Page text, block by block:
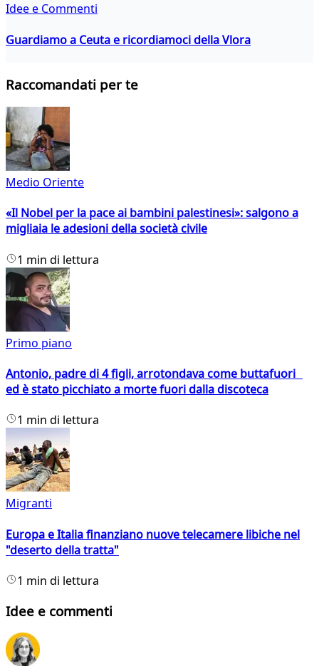
Idee e Commenti
Guardiamo a Ceuta e ricordiamoci della Vlora
Raccomandati per te
Medio Oriente
«Il Nobel per la pace ai bambini palestinesi»: salgono a
migliaia le adesioni della società civile
1 min di lettura
Primo piano
Antonio, padre di 4 figli, arrotondava come buttafuori
ed è stato picchiato a morte fuori dalla discoteca
1 min di lettura
Migranti
Europa e Italia finanziano nuove telecamere libiche nel
"deserto della tratta"
1 min di lettura
Idee e commenti